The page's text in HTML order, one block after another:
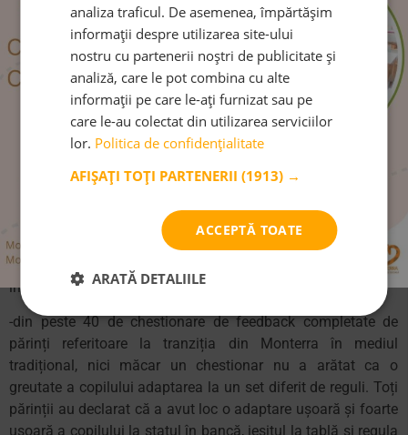
-tranziția din Monterra în alte medii se întâmplă firesc și
natural, copiii dau dovadă de reziliență emoțională și putere
de adaptare ridicată
-copiii au în mod obișnuit o perioadă de acomodare de 4-6
săptămâni la noul cadru, dar încă de la început dovedesc
independență și autonomie, în sensul că își gestionează din
în noul colectiv, elevii de la Monterra au performanțe
academice în top 15% din clasa respectivă. Peste 90% din
absolvenții Monterra de ciclu primar au încheiat clasa a V-a
în alt sistem cu o medie mai mare de 9:50.
-din peste 40 de chestionare de feedback completate de
părinți referitoare la tranziția din Monterra în mediul
tradițional, nici măcar un chestionar nu a arătat ca o
greutate a copilului adaptarea la un set diferit de reguli. Toți
părinții au declarat că a avut loc o adaptare ușoară și foarte
ușoară a copilului la statul în bancă, ieșitul la tablă și regula
analiza traficul. De asemenea, împărtășim
informații despre utilizarea site-ului
nostru cu partenerii noștri de publicitate și
analiză, care le pot combina cu alte
informații pe care le-ați furnizat sau pe
care le-au colectat din utilizarea serviciilor
lor. Politica de confidențialitate
AFIȘAȚI TOȚI PARTENERII(1913) →
ACCEPTĂ TOATE
ARATĂ DETALIILE